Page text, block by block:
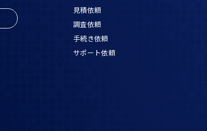
見積依頼
調査依頼
手続き依頼
サポート依頼